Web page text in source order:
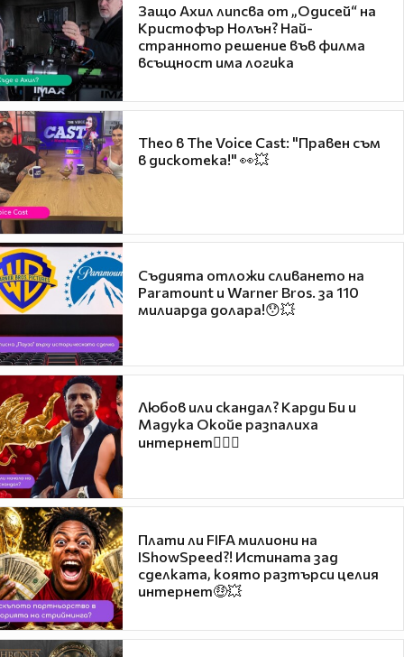
Защо Ахил липсва от „Одисей“ на
Кристофър Нолън? Най-
странното решение във филма
всъщност има логика
Theo в The Voice Cast: "Правен съм
в дискотека!" 👀💥
Съдията отложи сливането на
Paramount и Warner Bros. за 110
милиарда долара!😯💥
Любов или скандал? Карди Би и
Мадука Окойе разпалиха
интернет❤️‍🔥🔥
Плати ли FIFA милиони на
IShowSpeed?! Истината зад
сделката, която разтърси целия
интернет🤑💥